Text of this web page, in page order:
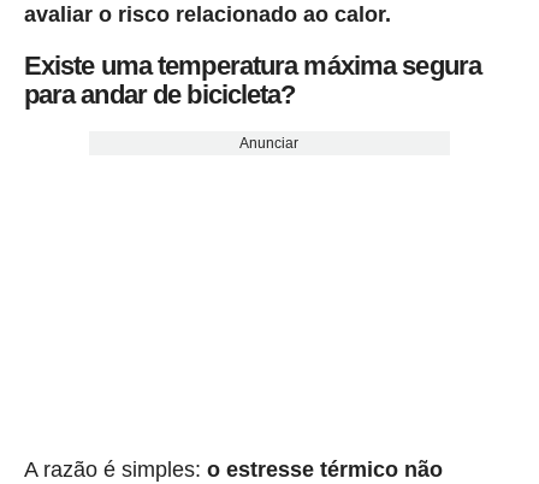
avaliar o risco relacionado ao calor.
Existe uma temperatura máxima segura
para andar de bicicleta?
Anunciar
A razão é simples: o estresse térmico não